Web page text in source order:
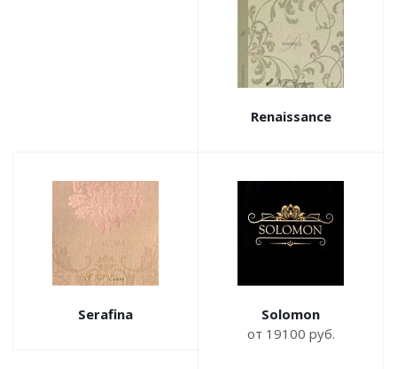
Renaissance
Serafina
Solomon
от 19100 руб.